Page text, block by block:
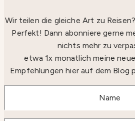
Wir teilen die gleiche Art zu Reisen?
Perfekt! Dann abonniere gerne
nichts mehr zu
etwa 1x monatlich meine
Empfehlungen hier auf dem Blog